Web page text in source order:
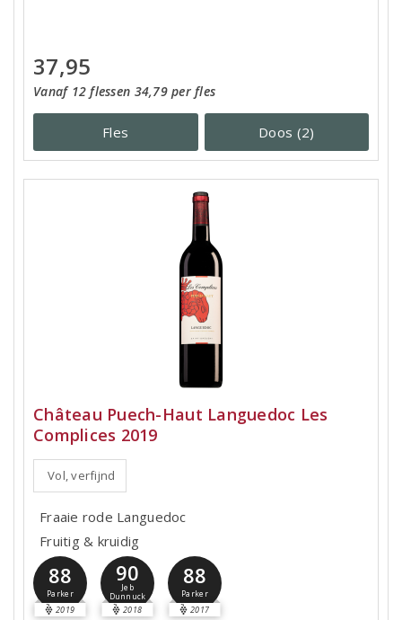
37,95
Vanaf 12 flessen 34,79 per fles
Fles Doos (2)
Château Puech-Haut Languedoc Les
Complices 2019
Vol, verfijnd
Fraaie rode Languedoc
Fruitig & kruidig
88
Parker
2019
90
Jeb
Dunnuck
2018
88
Parker
2017